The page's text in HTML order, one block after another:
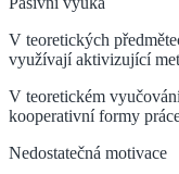
V teoretických
využívají aktivizující
V teoretickém
kooperativní formy
Nedostatečná motivace